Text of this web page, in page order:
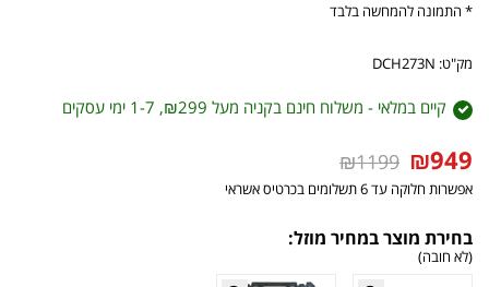
* התמונה להמחשה בלבד
מק"ט: DCH273N
קיים במלאי - משלוח חינם בקניה מעל ₪299, 1-7 ימי עסקים
₪949
₪1199
אפשרות חלוקה עד 6 תשלומים בכרטיס אשראי
בחירת מוצר במחיר מוזל:
(לא חובה)